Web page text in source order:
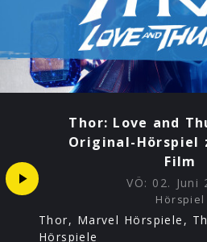
Thor: Love and
Original-Hörspiel
Film
VÖ: 02. Juni
Hörspiel
Thor, Marvel Hörspiele,
Hörspiele